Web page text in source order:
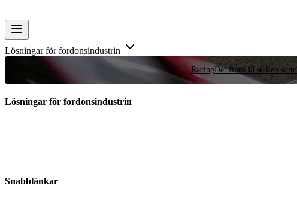
Lösningar för fordonsindustrin
RacingDet finns få ställen
Lösningar för fordonsindustrin
Snabblänkar